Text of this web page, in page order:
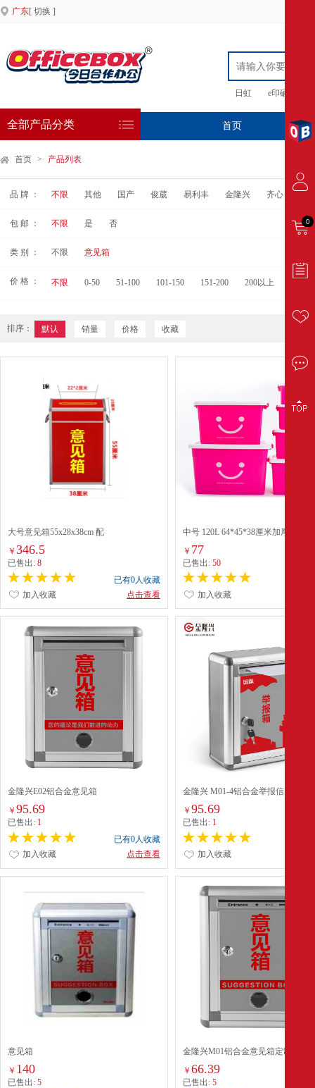
广东[ 切换 ]
日虹 e印硒鼓
全部产品分类 首页 专
首页 > 产品列表
品 牌 ： 不限 其他 国产 俊葳 易利丰 金隆兴 齐心
包 邮 ： 不限 是 否
类 别 ： 不限 意见箱
价 格 ： 不限 0-50 51-100 101-150 151-200 200以上
排序： 默认 销量 价格 收藏
大号意见箱55x28x38cm 配
￥ 346.5
已售出: 8
已有0人收藏
点击查看
加入收藏
中号 120L 64*45*38厘米加厚塑料
￥ 77
已售出:50
加入收藏
金隆兴E02铝合金意见箱
￥ 95.69
已售出: 1
已有0人收藏
点击查看
加入收藏
金隆兴 M01-4铝合金举报信留言箱
￥95.69
已售出: 1
加入收藏
意见箱
￥ 140
已售出: 5
金隆兴M01铝合金意见箱定制 -
￥66.39
已售出:5
0